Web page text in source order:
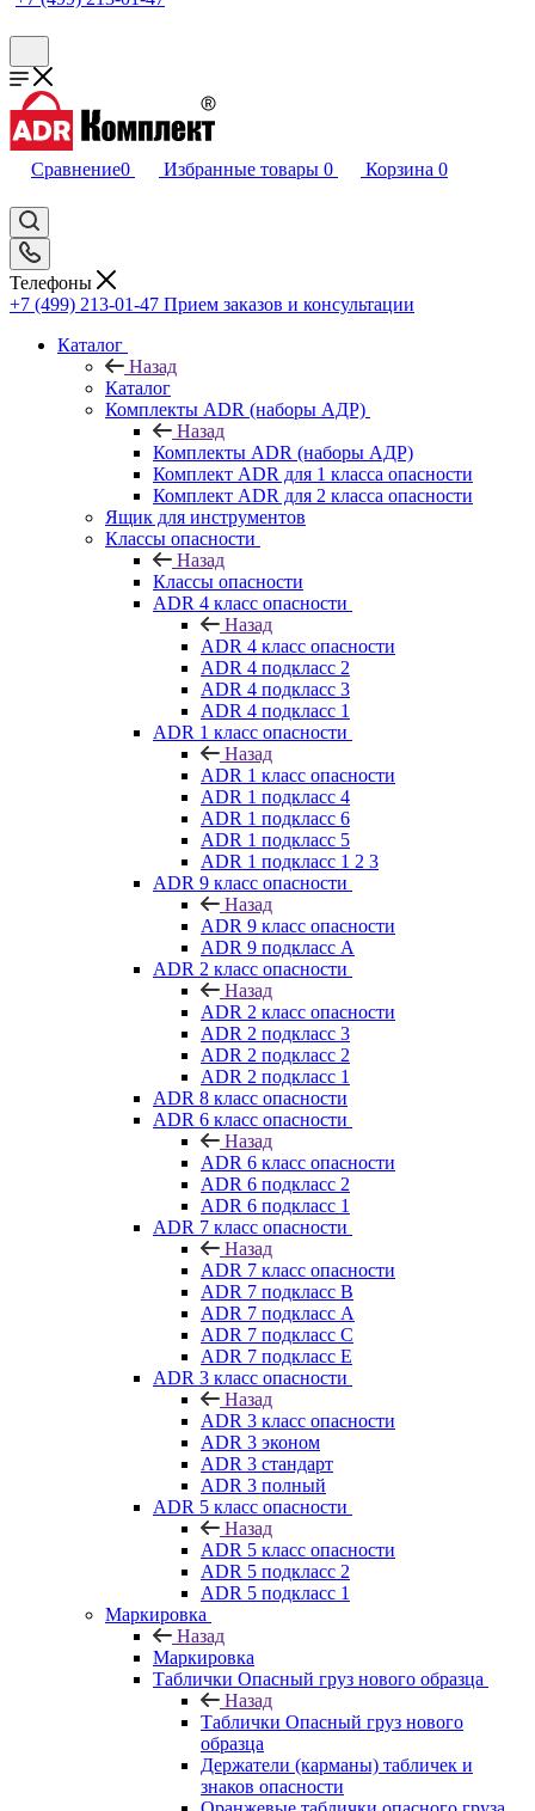
Сравнение0 Избранные товары 0 Корзина 0
Телефоны
+7 (499) 213-01-47 Прием заказов и консультации
Каталог
Назад
Каталог
Комплекты ADR (наборы АДР)
Назад
Комплекты ADR (наборы АДР)
Комплект ADR для 1 класса опасности
Комплект ADR для 2 класса опасности
Ящик для инструментов
Классы опасности
Назад
Классы опасности
ADR 4 класс опасности
Назад
ADR 4 класс опасности
ADR 4 подкласс 2
ADR 4 подкласс 3
ADR 4 подкласс 1
ADR 1 класс опасности
Назад
ADR 1 класс опасности
ADR 1 подкласс 4
ADR 1 подкласс 6
ADR 1 подкласс 5
ADR 1 подкласс 1 2 3
ADR 9 класс опасности
Назад
ADR 9 класс опасности
ADR 9 подкласс A
ADR 2 класс опасности
Назад
ADR 2 класс опасности
ADR 2 подкласс 3
ADR 2 подкласс 2
ADR 2 подкласс 1
ADR 8 класс опасности
ADR 6 класс опасности
Назад
ADR 6 класс опасности
ADR 6 подкласс 2
ADR 6 подкласс 1
ADR 7 класс опасности
Назад
ADR 7 класс опасности
ADR 7 подкласс B
ADR 7 подкласс A
ADR 7 подкласс C
ADR 7 подкласс E
ADR 3 класс опасности
Назад
ADR 3 класс опасности
ADR 3 эконом
ADR 3 стандарт
ADR 3 полный
ADR 5 класс опасности
Назад
ADR 5 класс опасности
ADR 5 подкласс 2
ADR 5 подкласс 1
Маркировка
Назад
Маркировка
Таблички Опасный груз нового образца
Назад
Таблички Опасный груз нового
образца
Держатели (карманы) табличек и
знаков опасности